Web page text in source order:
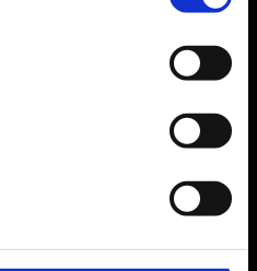
Kontakta oss
gör vårt yttersta för att hjälpa